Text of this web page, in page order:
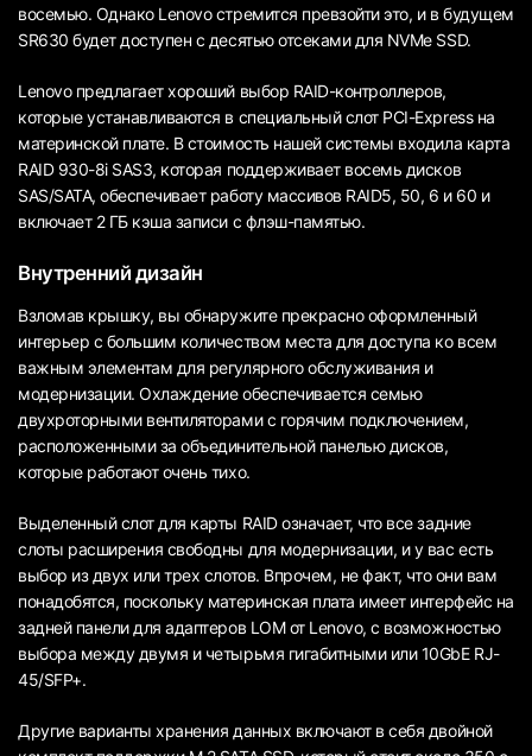
восемью. Однако Lenovo стремится превзойти это, и в будущем
SR630 будет доступен с десятью отсеками для NVMe SSD.
Lenovo предлагает хороший выбор RAID-контроллеров,
которые устанавливаются в специальный слот PCI-Express на
материнской плате. В стоимость нашей системы входила карта
RAID 930-8i SAS3, которая поддерживает восемь дисков
SAS/SATA, обеспечивает работу массивов RAID5, 50, 6 и 60 и
включает 2 ГБ кэша записи с флэш-памятью.
Внутренний дизайн
Взломав крышку, вы обнаружите прекрасно оформленный
интерьер с большим количеством места для доступа ко всем
важным элементам для регулярного обслуживания и
модернизации. Охлаждение обеспечивается семью
двухроторными вентиляторами с горячим подключением,
расположенными за объединительной панелью дисков,
которые работают очень тихо.
Выделенный слот для карты RAID означает, что все задние
слоты расширения свободны для модернизации, и у вас есть
выбор из двух или трех слотов. Впрочем, не факт, что они вам
понадобятся, поскольку материнская плата имеет интерфейс на
задней панели для адаптеров LOM от Lenovo, с возможностью
выбора между двумя и четырьмя гигабитными или 10GbE RJ-
45/SFP+.
Другие варианты хранения данных включают в себя двойной